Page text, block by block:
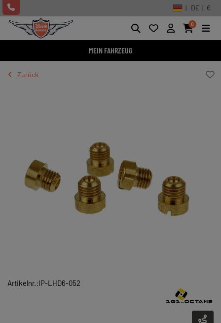
| DE | €
0
MEIN FAHRZEUG
Zurück
Artikelnr.:IP-LHD6-052